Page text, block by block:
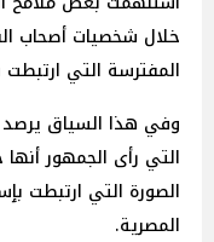
خلال شخصيات أصحاب
المفترسة التي
وفي هذا السياق
التي رأى الجمهور
الصورة التي ارتبطت
المصرية.